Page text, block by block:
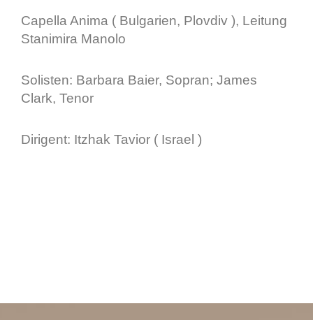
Capella Anima ( Bulgarien, Plovdiv ), Leitung
Stanimira Manolo
Solisten: Barbara Baier, Sopran; James
Clark, Tenor
Dirigent: Itzhak Tavior ( Israel )